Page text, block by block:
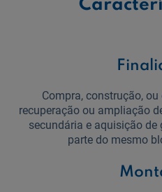
Compra, construção,
recuperação ou ampliação
secundária e aquisição de
parte do mesmo